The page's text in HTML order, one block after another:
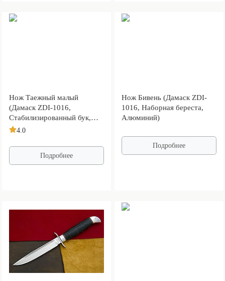
Нож Таежный малый
(Дамаск ZDI-1016,
Стабилизированный бук,
Алюминий)
4.0
Подробнее
Нож Бивень (Дамаск ZDI-
1016, Наборная береста,
Алюминий)
Подробнее